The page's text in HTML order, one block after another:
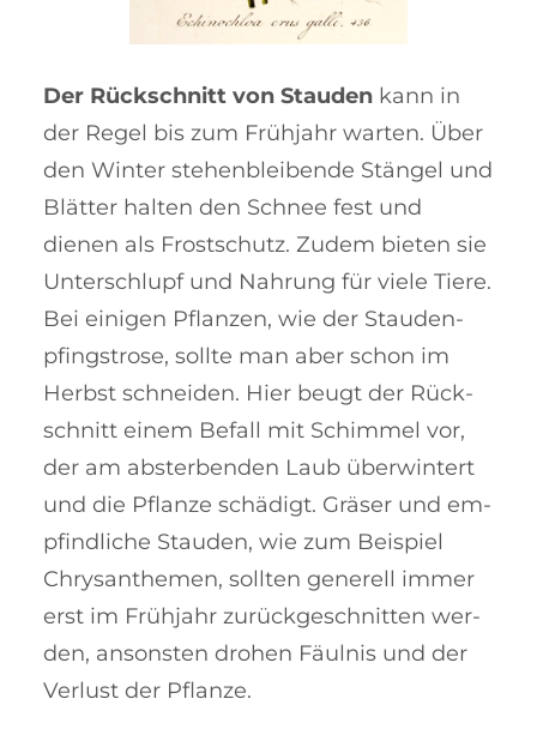
Der Rückschnitt von Stauden kann in
der Regel bis zum Früh­jahr warten. Über
den Winter steh­en­­blei­bende Stängel und
Blätter hal­ten den Schnee fest und
dienen als Frost­schutz. Zu­dem bieten sie
Un­ter­schlupf und Nahrung für viele Tiere.
Bei einigen Pflanzen, wie der Stau­den­­
pfingstrose, soll­te man aber schon im
Herbst schneiden. Hier beugt der Rück­
schnitt einem Befall mit Schim­mel vor,
der am ab­ster­ben­den Laub über­wintert
und die Pflanze schädigt. Grä­ser und em­
pfind­liche Stau­­den, wie zum Beispiel
Chry­san­the­men, sollten gene­rell im­mer
erst im Frühjahr zurück­ge­schnitten wer­
den, an­sonsten drohen Fäulnis und der
Verlust der Pflanze.